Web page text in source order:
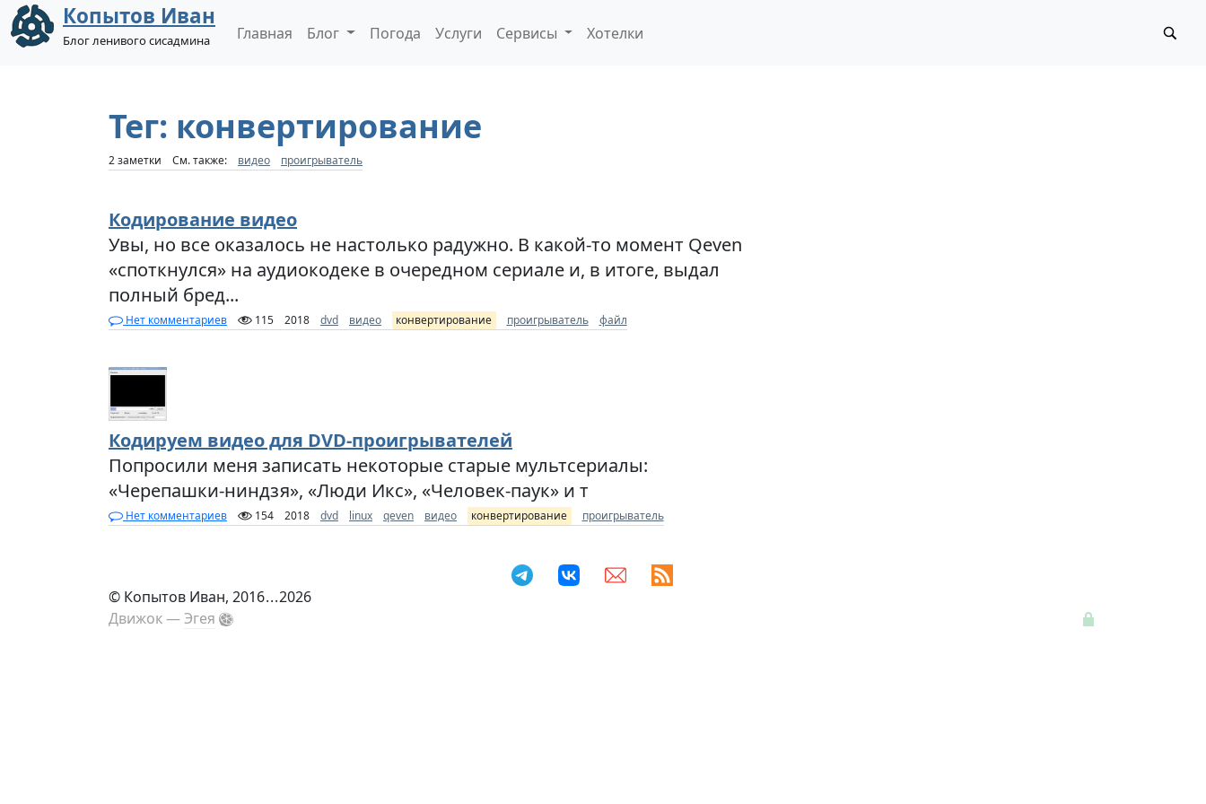
Копытов Иван
Блог ленивого сисадмина Главная Блог Погода Услуги Сервисы Хотелки
Тег: конвертирование
2 заметки См. также: видео проигрыватель
Кодирование видео
Увы, но все оказалось не настолько радужно. В какой-то момент Qeven
«споткнулся» на аудиокодеке в очередном сериале и, в итоге, выдал
полный бред...
Нет комментариев 115 2018 dvd видео конвертирование проигрыватель файл
Кодируем видео для DVD-проигрывателей
Попросили меня записать некоторые старые мультсериалы:
«Черепашки-ниндзя», «Люди Икс», «Человек-паук» и т
Нет комментариев 154 2018 dvd linux qeven видео конвертирование проигрыватель
© Копытов Иван, 2016...2026
Движок —Эгея